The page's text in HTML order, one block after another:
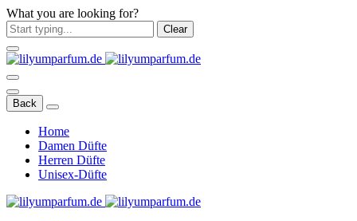
What you are looking for?
Clear
Back
Home
Damen Düfte
Herren Düfte
Unisex-Düfte